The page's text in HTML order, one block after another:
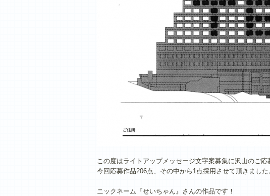
この度はライトアップメッセージ文字案募集に沢山のご応
今回応募作品206点、その中から1点採用させて頂きました
ニックネーム『せいちゃん』さんの作品です！